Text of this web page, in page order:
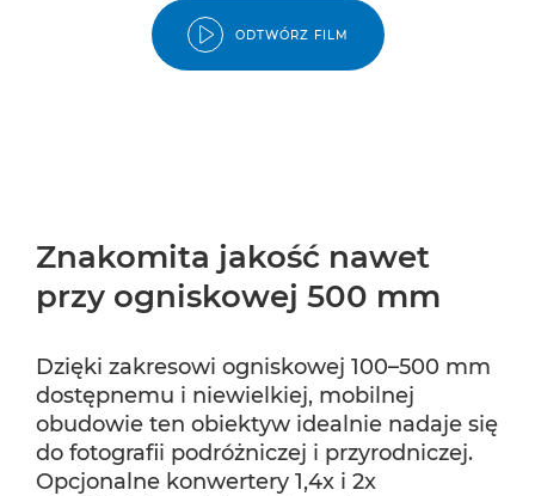
ODTWÓRZ FILM
Znakomita jakość nawet
przy ogniskowej 500 mm
Dzięki zakresowi ogniskowej 100–500 mm
dostępnemu i niewielkiej, mobilnej
obudowie ten obiektyw idealnie nadaje się
do fotografii podróżniczej i przyrodniczej.
Opcjonalne konwertery 1,4x i 2x